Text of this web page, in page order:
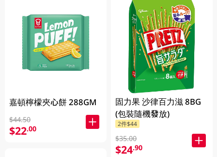
嘉頓檸檬夾心餅 288GM
$44.50
$22.00
固力果 沙律百力滋 8BG
(包裝隨機發放)
2件$44
$35.00
$24.90